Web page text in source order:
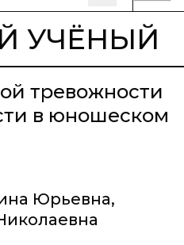
УЧЁНЫЙ
тревожности
в юношеском
Юрьевна,